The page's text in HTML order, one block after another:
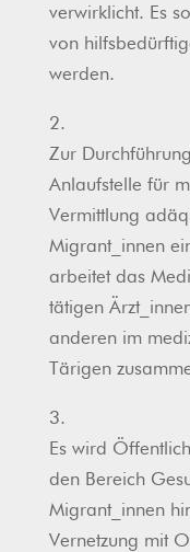
verwirklicht. Es
von
werden.
2.
Zur
Anlaufstelle für
Vermittlung
Migrant_innen
arbeitet das
tätigen
anderen im
Tärigen
3.
Es wird
den Bereich
Migrant_innen
Vernetzung mit